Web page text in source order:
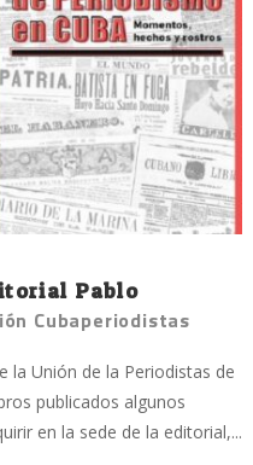
Pablo
Cubaperiodistas
la Unión de la Periodistas de
publicados algunos
en la sede de la editorial,...